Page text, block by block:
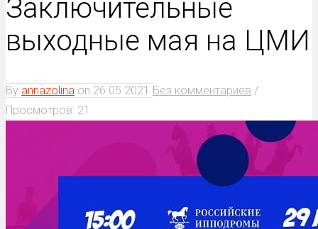
Заключительные
выходные мая на ЦМИ
By annazolina on 26.05.2021 Без комментариев /
Просмотров: 21